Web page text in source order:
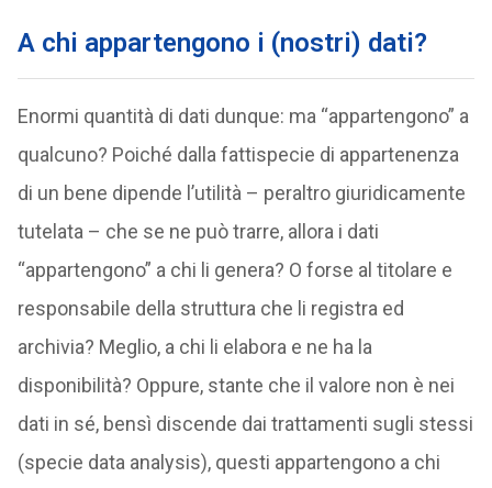
A chi appartengono i (nostri) dati?
Enormi quantità di dati dunque: ma “appartengono” a
qualcuno? Poiché dalla fattispecie di appartenenza
di un bene dipende l’utilità – peraltro giuridicamente
tutelata – che se ne può trarre, allora i dati
“appartengono” a chi li genera? O forse al titolare e
responsabile della struttura che li registra ed
archivia? Meglio, a chi li elabora e ne ha la
disponibilità? Oppure, stante che il valore non è nei
dati in sé, bensì discende dai trattamenti sugli stessi
(specie data analysis), questi appartengono a chi